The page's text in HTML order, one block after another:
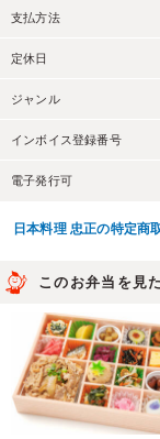
支払方法
定休日
ジャンル
インボイス登録番号
電子発行可
日本料理 忠正の特定商
このお弁当を見